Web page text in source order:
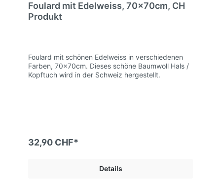
Foulard mit Edelweiss, 70x70cm, CH
Produkt
Foulard mit schönen Edelweiss in verschiedenen
Farben, 70x70cm. Dieses schöne Baumwoll Hals /
Kopftuch wird in der Schweiz hergestellt.
32,90 CHF*
Details